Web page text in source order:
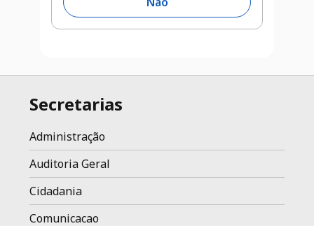
Secretarias
Administração
Auditoria Geral
Cidadania
Comunicacao